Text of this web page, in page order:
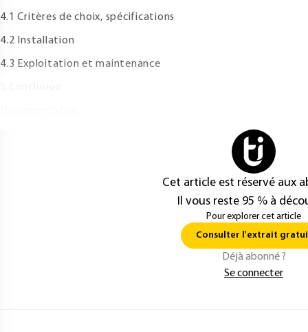
Critères de choix, spécifications
Installation
Exploitation et maintenance
Cet article est réservé aux
Il vous reste 95 % à
Pour explorer cet article
Consulter l'extrait
Déjà abonné ?
Se connecter